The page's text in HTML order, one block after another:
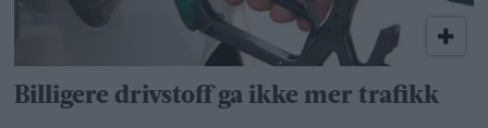
Billigere drivstoff ga ikke mer trafikk